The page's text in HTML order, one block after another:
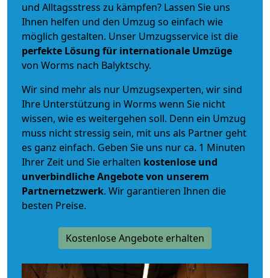
und Alltagsstress zu kämpfen? Lassen Sie uns
Ihnen helfen und den Umzug so einfach wie
möglich gestalten. Unser Umzugsservice ist die
perfekte Lösung für internationale Umzüge
von Worms nach Balyktschy.
Wir sind mehr als nur Umzugsexperten, wir sind
Ihre Unterstützung in Worms wenn Sie nicht
wissen, wie es weitergehen soll. Denn ein Umzug
muss nicht stressig sein, mit uns als Partner geht
es ganz einfach. Geben Sie uns nur ca. 1 Minuten
Ihrer Zeit und Sie erhalten kostenlose und
unverbindlicheAngebote von unserem
Partnernetzwerk. Wir garantieren Ihnen die
besten Preise.
Kostenlose Angebote erhalten